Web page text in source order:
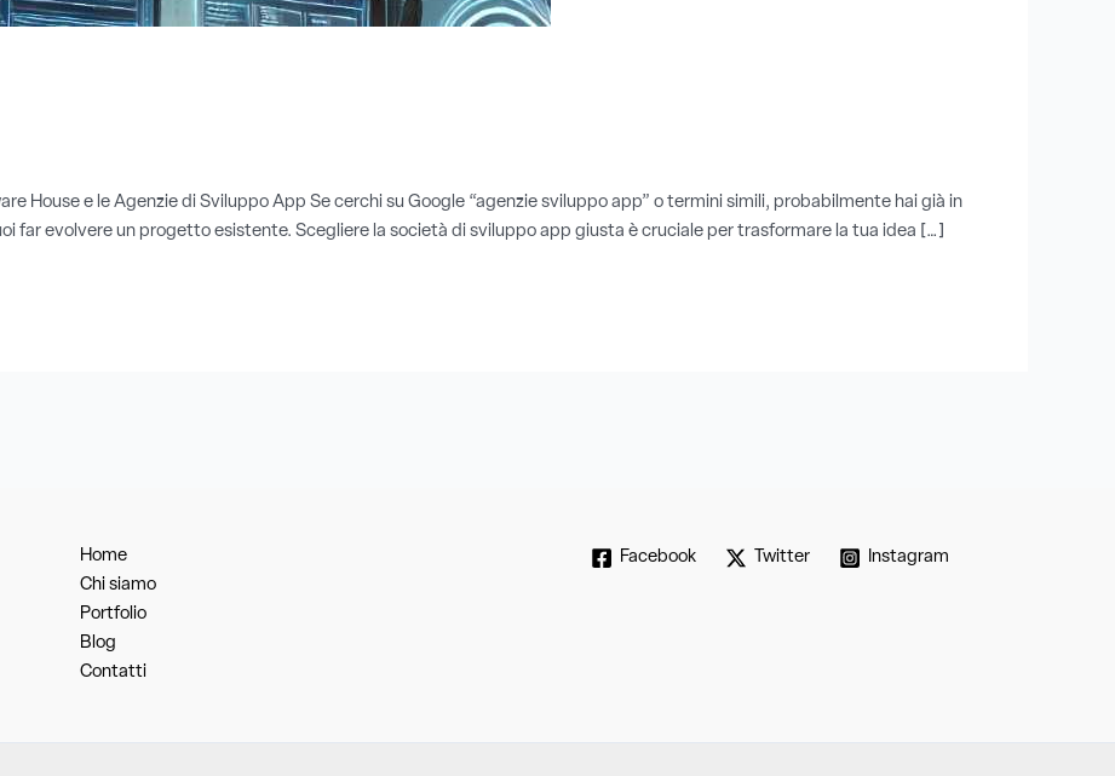
House e le Agenzie di Sviluppo App Se cerchi su Google “agenzie sviluppo app” o termini simili, probabilmente hai già in
far evolvere un progetto esistente. Scegliere la società di sviluppo app giusta è cruciale per trasformare la tua idea […]
Home
Chi siamo
Portfolio
Blog
Contatti
Facebook Twitter Instagram